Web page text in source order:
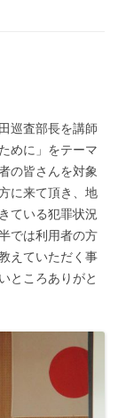
巡査部長を講師
めに」をテーマ
の皆さんを対象
に来て頂き、地
ている犯罪状況
では利用者の方
えていただく事
ところありがと